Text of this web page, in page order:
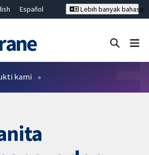
Español
ไทย
繁體中文
Lebih banyak bahasa
kami